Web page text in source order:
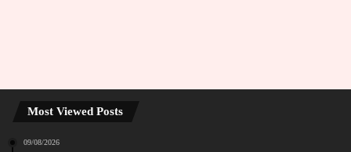
Most Viewed Posts
09/08/2026